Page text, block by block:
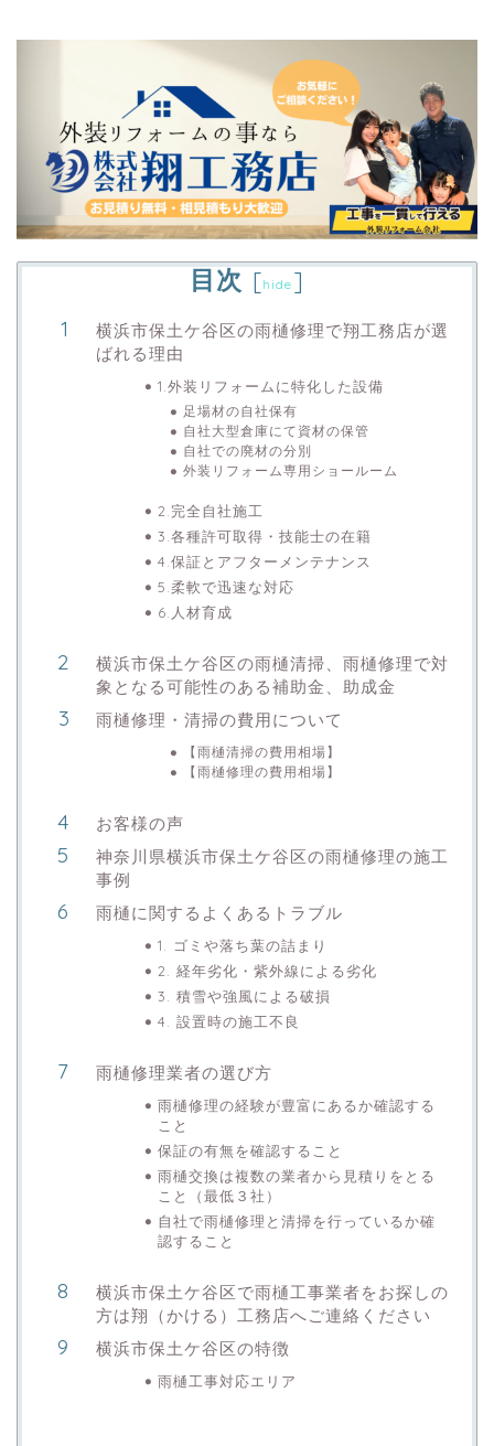
目次 [hide ]
横浜市保土ケ谷区の雨樋修理で翔工務店が選
ばれる理由
1.外装リフォームに特化した設備
足場材の自社保有
自社大型倉庫にて資材の保管
自社での廃材の分別
外装リフォーム専用ショールーム
2.完全自社施工
3.各種許可取得・技能士の在籍
4.保証とアフターメンテナンス
5.柔軟で迅速な対応
6.人材育成
横浜市保土ケ谷区の雨樋清掃、雨樋修理で対
象となる可能性のある補助金、助成金
雨樋修理・清掃の費用について
【雨樋清掃の費用相場】
【雨樋修理の費用相場】
お客様の声
神奈川県横浜市保土ケ谷区の雨樋修理の施工
事例
雨樋に関するよくあるトラブル
1. ゴミや落ち葉の詰まり
2. 経年劣化・紫外線による劣化
3. 積雪や強風による破損
4. 設置時の施工不良
雨樋修理業者の選び方
雨樋修理の経験が豊富にあるか確認する
こと
保証の有無を確認すること
雨樋交換は複数の業者から見積りをとる
こと（最低３社）
自社で雨樋修理と清掃を行っているか確
認すること
横浜市保土ケ谷区で雨樋工事業者をお探しの
方は翔（かける）工務店へご連絡ください
横浜市保土ケ谷区の特徴
雨樋工事対応エリア